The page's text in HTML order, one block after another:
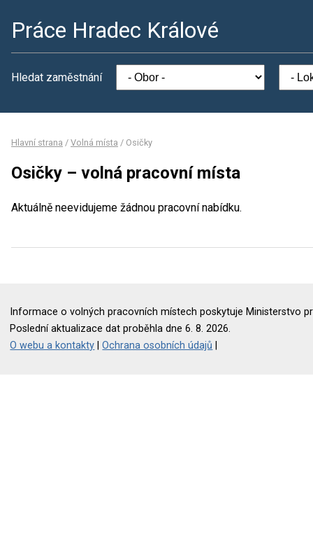
Práce Hradec Králové
Hledat zaměstnání
Hlavní strana / Volná místa / Osičky
Osičky – volná pracovní místa
Aktuálně neevidujeme žádnou pracovní nabídku.
Informace o volných pracovních místech poskytuje Ministerstvo
Poslední aktualizace dat proběhla dne 6. 8. 2026.
O webu a kontakty |Ochrana osobních údajů